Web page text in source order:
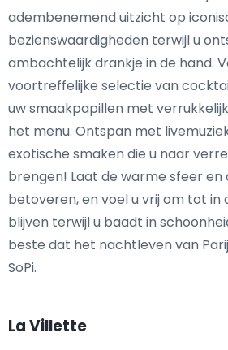
adembenemend uitzicht op
bezienswaardigheden terwijl u
ambachtelijk drankje in de hand.
voortreffelijke selectie van
uw smaakpapillen met
het menu. Ontspan met
exotische smaken die u naar
brengen! Laat de warme sfeer en
betoveren, en voel u vrij om tot in
blijven terwijl u baadt in
beste dat het nachtleven van
SoPi.
La Villette